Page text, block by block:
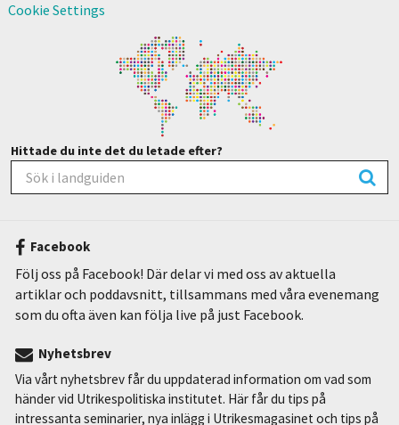
Cookie Settings
Hittade du inte det du letade efter?
Facebook
Följ oss på Facebook! Där delar vi med oss av aktuella
artiklar och poddavsnitt, tillsammans med våra evenemang
som du ofta även kan följa live på just Facebook.
Nyhetsbrev
Via vårt nyhetsbrev får du uppdaterad information om vad som
händer vid Utrikespolitiska institutet. Här får du tips på
intressanta seminarier, nya inlägg i Utrikesmagasinet och tips på